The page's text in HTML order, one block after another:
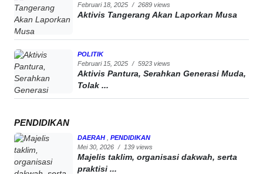
Februari 18, 2025 / 2689 views
Aktivis Tangerang Akan Laporkan Musa
POLITIK
Februari 15, 2025 / 5923 views
Aktivis Pantura, Serahkan Generasi Muda,
Tolak ...
PENDIDIKAN
DAERAH
PENDIDIKAN
Mei 30, 2026 / 139 views
Majelis taklim, organisasi dakwah, serta
praktisi ...